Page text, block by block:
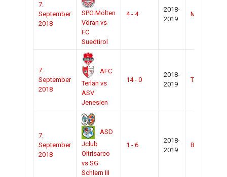
7.
September
2018
SPG.Mölten
Vöran vs
FC
Suedtirol
4 - 4
2018-
2019
Mölten
7.
September
2018
AFC
Terlan vs
ASV
Jenesien
14 - 0
2018-
2019
Terlan
7.
September
2018
ASD
Jclub
Oltrisarco
vs SG
Schlern III
1 - 6
2018-
2019
BZ/